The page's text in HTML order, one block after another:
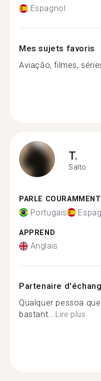
Espagnol
Mes sujets favoris
Aviação, filmes,
T.
Salto
PARLE COURAMMENT
Portugais
APPREND
Anglais
Partenaire
Qualquer pessoa
bastant...Lire plus